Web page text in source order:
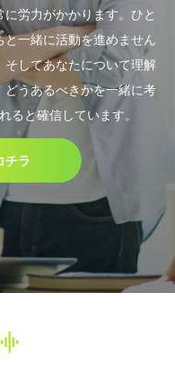
労力がかかります。ひと
と一緒に活動を進めません
してあなたについて理解
うあるべきかを一緒に考
ると確信しています。
チラ